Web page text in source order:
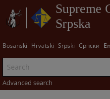
Supreme
Srpska
Bosanski Hrvatski Srpski Српски
Advanced search